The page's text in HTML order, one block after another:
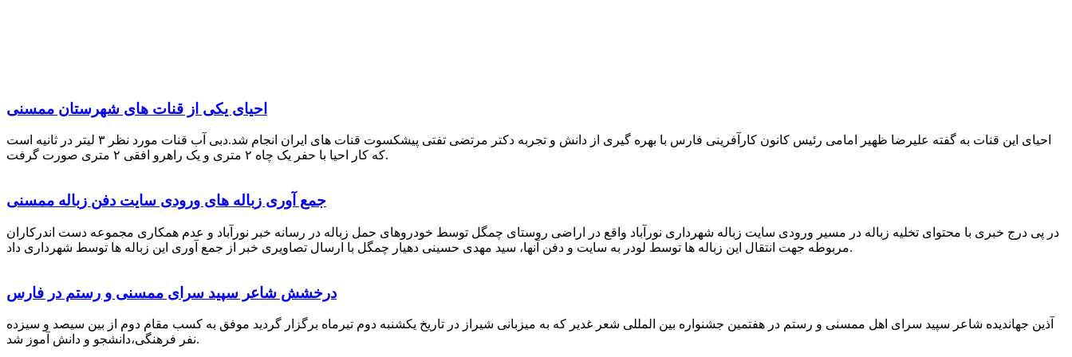
احیای یکی از قنات های شهرستان ممسنی
احیای این قنات به گفته علیرضا ظهیر امامی رئیس کانون کارآفرینی فارس با بهره گیری از دانش و تجربه دکتر مرتضی تفتی پیشکسوت قنات های ایران انجام شد.دبی آب قنات مورد نظر ۳ لیتر در ثانیه است
که کار احیا با حفر یک چاه ۲ متری و یک راهرو افقی ۲ متری صورت گرفت.
جمع آوری زباله های ورودی سایت دفن زباله ممسنی
در پی درج خبری با محتوای تخلیه زباله در مسیر ورودی سایت زباله شهرداری نورآباد واقع در اراضی روستای چمگل توسط خودروهای حمل زباله در رسانه خبر نورآباد و عدم همکاری مجموعه دست اندرکاران
مربوطه جهت انتقال این زباله ها توسط لودر به سایت و دفن آنها، سید مهدی حسینی دهیار چمگل با ارسال تصاویری خبر از جمع آوری این زباله ها توسط شهرداری داد.
درخشش شاعر سپید سرای ممسنی و رستم در فارس
آذین جهاندیده شاعر سپید سرای اهل ممسنی و رستم در هفتمین جشنواره بین المللی شعر غدیر که به میزبانی شیراز در تاریخ یکشنبه دوم تیرماه برگزار گردید موفق به کسب مقام دوم از بین سیصد و سیزده
نفر فرهنگی،دانشجو و دانش آموز شد.